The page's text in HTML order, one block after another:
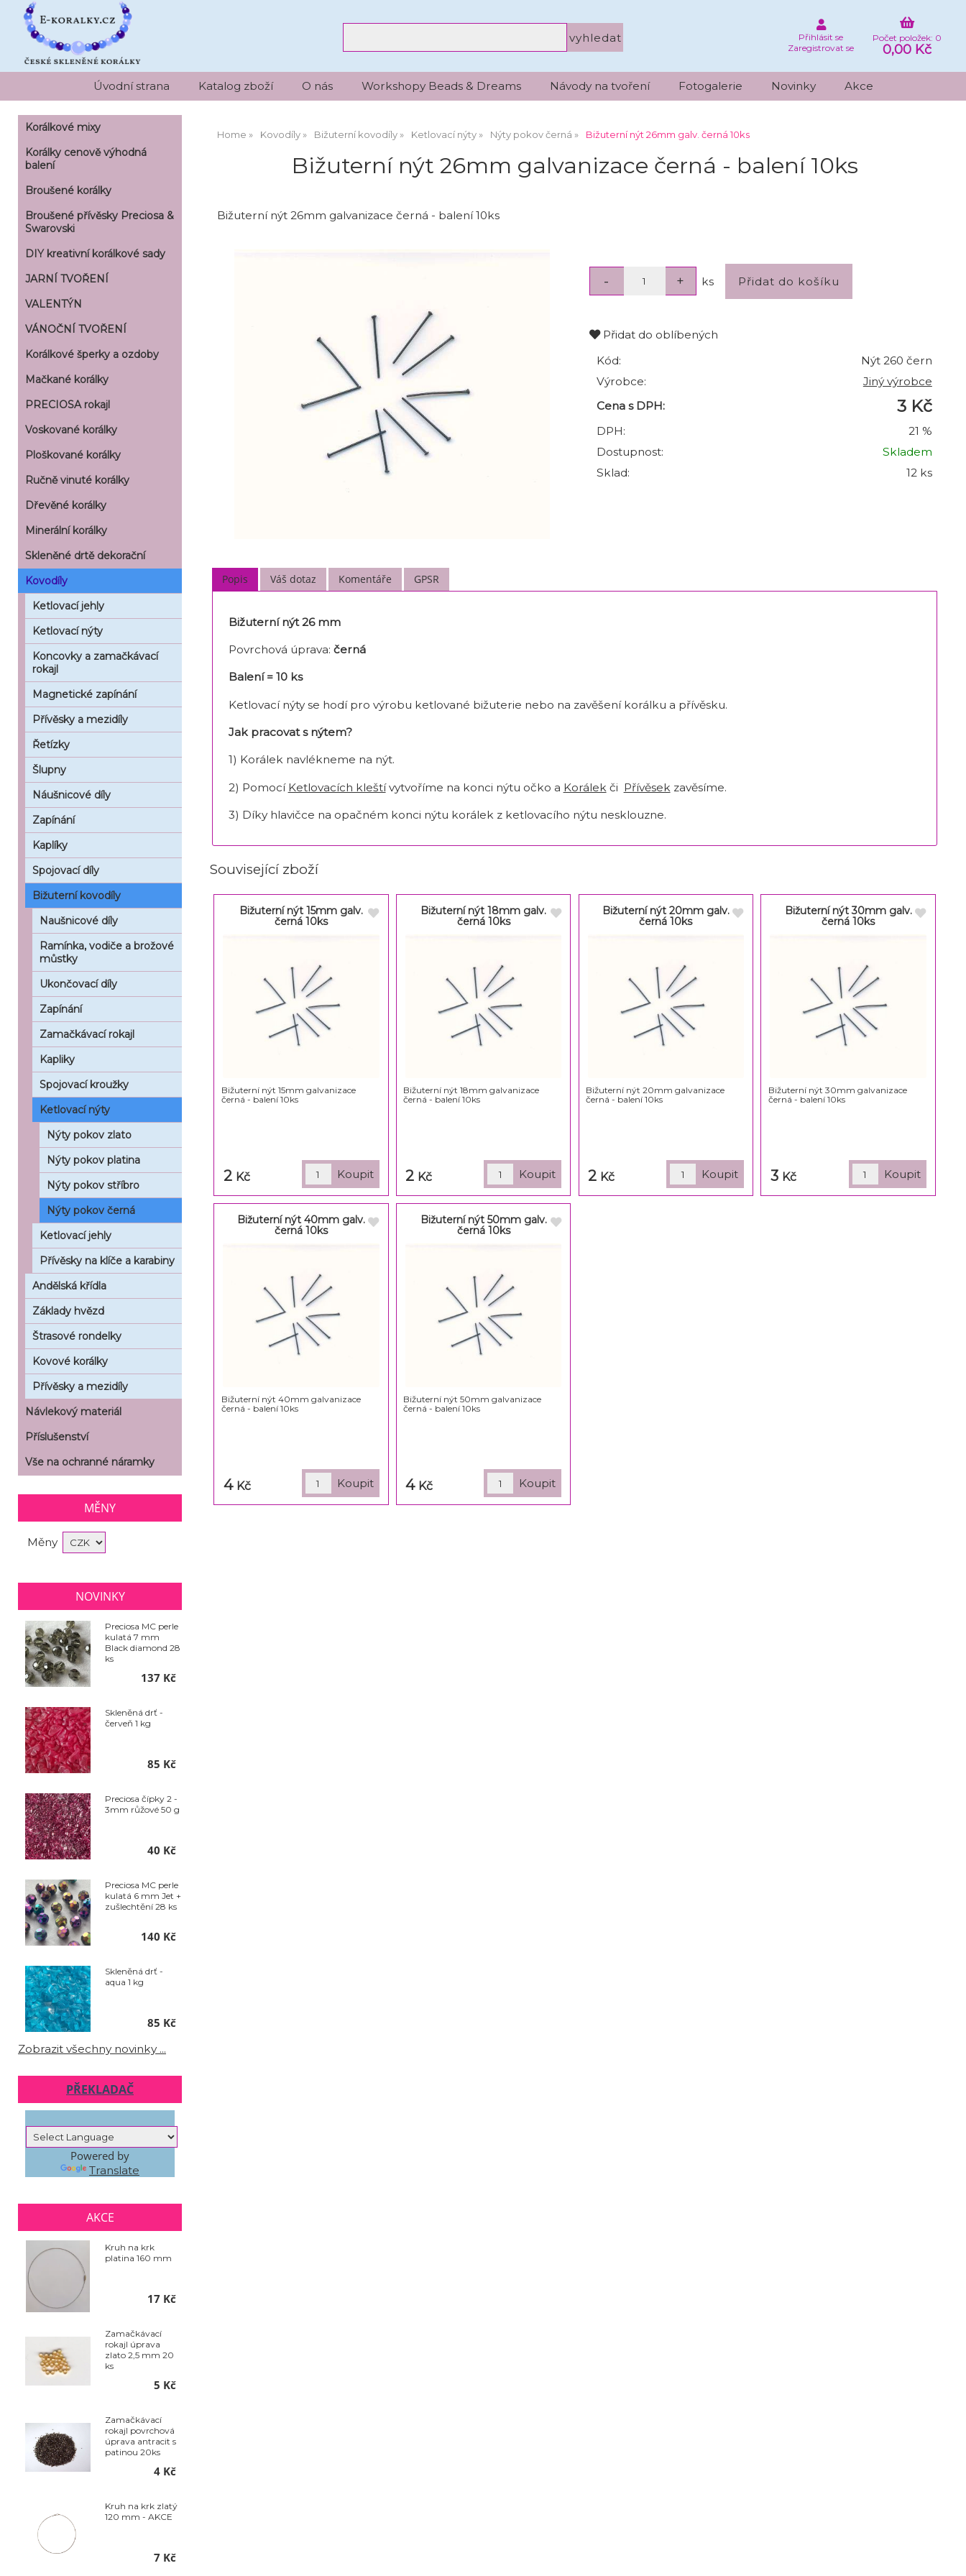
Počet položek: 0
0,00 Kč
Přihlásit se
Zaregistrovat se
Úvodní strana Katalog zboží O nás Workshopy Beads & Dreams Návody na tvoření Fotogalerie Novinky Akce
Home Kovodíly Bižuterní kovodíly Ketlovací nýty Nýty pokov černá Bižuterní nýt 26mm galv. černá 10ks
Bižuterní nýt 26mm galvanizace černá - balení 10ks
Bižuterní nýt 26mm galvanizace černá - balení 10ks
ks
Přidat do oblíbených
Kód:
Nýt 260 čern
Výrobce:
Jiný výrobce
Cena s DPH:
3 Kč
DPH:
21 %
Dostupnost:
Skladem
Sklad:
12 ks
Popis Váš dotaz Komentáře GPSR
Bižuterní nýt 26 mm
Povrchová úprava: černá
Balení = 10 ks
Ketlovací nýty se hodí pro výrobu ketlované bižuterie nebo na zavěšení korálku a přívěsku.
Jak pracovat s nýtem?
1) Korálek navlékneme na nýt.
2) Pomocí Ketlovacích kleštívytvoříme na konci nýtu očko a Korálek či Přívěsek zavěsíme.
3) Díky hlavičce na opačném konci nýtu korálek z ketlovacího nýtu nesklouzne.
Související zboží
Bižuterní nýt 15mm galv.
černá 10ks
Bižuterní nýt 15mm galvanizace
černá - balení 10ks
2 Kč
Bižuterní nýt 18mm galv.
černá 10ks
Bižuterní nýt 18mm galvanizace
černá - balení 10ks
2 Kč
Bižuterní nýt 20mm galv.
černá 10ks
Bižuterní nýt 20mm galvanizace
černá - balení 10ks
2 Kč
Bižuterní nýt 30mm galv.
černá 10ks
Bižuterní nýt 30mm galvanizace
černá - balení 10ks
3 Kč
Bižuterní nýt 40mm galv.
černá 10ks
Bižuterní nýt 40mm galvanizace
černá - balení 10ks
4 Kč
Bižuterní nýt 50mm galv.
černá 10ks
Bižuterní nýt 50mm galvanizace
černá - balení 10ks
4 Kč
Korálkové mixy
Korálky cenově výhodná
balení
Broušené korálky
Broušené přívěsky Preciosa &
Swarovski
DIY kreativní korálkové sady
JARNÍ TVOŘENÍ
VALENTÝN
VÁNOČNÍ TVOŘENÍ
Korálkové šperky a ozdoby
Mačkané korálky
PRECIOSA rokajl
Voskované korálky
Ploškované korálky
Ručně vinuté korálky
Dřevěné korálky
Minerální korálky
Skleněné drtě dekorační
Kovodíly
Ketlovací jehly
Ketlovací nýty
Koncovky a zamačkávací
rokajl
Magnetické zapínání
Přívěsky a mezidíly
Řetízky
Šlupny
Náušnicové díly
Zapínání
Kaplíky
Spojovací díly
Bižuterní kovodíly
Naušnicové díly
Ramínka, vodiče a brožové
můstky
Ukončovací díly
Zapínání
Zamačkávací rokajl
Kapliky
Spojovací kroužky
Ketlovací nýty
Nýty pokov zlato
Nýty pokov platina
Nýty pokov stříbro
Nýty pokov černá
Ketlovací jehly
Přívěsky na klíče a karabiny
Andělská křídla
Základy hvězd
Štrasové rondelky
Kovové korálky
Přívěsky a mezidíly
Návlekový materiál
Příslušenství
Vše na ochranné náramky
MĚNY
Měny
NOVINKY
Preciosa MC perle
kulatá 7 mm
Black diamond 28
ks
137 Kč
Skleněná drť -
červeň 1 kg
85 Kč
Preciosa čípky 2 -
3mm růžové 50 g
40 Kč
Preciosa MC perle
kulatá 6 mm Jet +
zušlechtění 28 ks
140 Kč
Skleněná drť -
aqua 1 kg
85 Kč
Zobrazit všechny novinky ...
PŘEKLADAČ
Powered by
Translate
AKCE
Kruh na krk
platina 160 mm
17 Kč
Zamačkávací
rokajl úprava
zlato 2,5 mm 20
ks
5 Kč
Zamačkávací
rokajl povrchová
úprava antracit s
patinou 20ks
4 Kč
Kruh na krk zlatý
120 mm - AKCE
7 Kč